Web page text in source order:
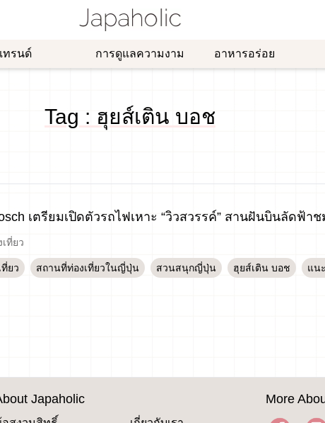
เทรนด์ การดูแลความงาม อาหารอร่อย
Tag : ฮุยส์เติน บอช
เตรียมเปิดตัวรถไฟเหาะ “วิวสวรรค์” สานฝันบินลัดฟ้า
ที่ยว
ที่ยว สถานที่ท่องเที่ยวในญี่ปุ่น สวนสนุกญี่ปุ่น ฮุยส์เติน บอช แน
Japaholic More